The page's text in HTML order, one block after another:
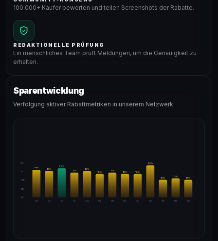
100.000+ Käufer bewerten und teilen Screenshots der Rabatte.
REDAKTIONELLE PRÜFUNG
Ein menschliches Team prüft Meldungen, um die Genauigkeit zu
erhalten.
Sparentwicklung
Verfolgung aktiver Rabattmetriken in unserem Netzwerk
24%
18%
12%
6%
0%
Apr
19%
Mai
18%
Jun
20%
Jul
17%
Aug
18%
Sep
16%
Okt
17%
Nov
16%
Dez
16%
Jan
22%
Feb
12%
Mär
13%
Apr
12%